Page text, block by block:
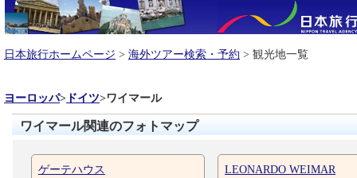
日本旅行ホームページ > 海外ツアー検索・予約 > 観光地一覧
ヨーロッパ> ドイツ>ワイマール
ワイマール関連のフォトマップ
ゲーテハウス
LEONARDO WEIMAR